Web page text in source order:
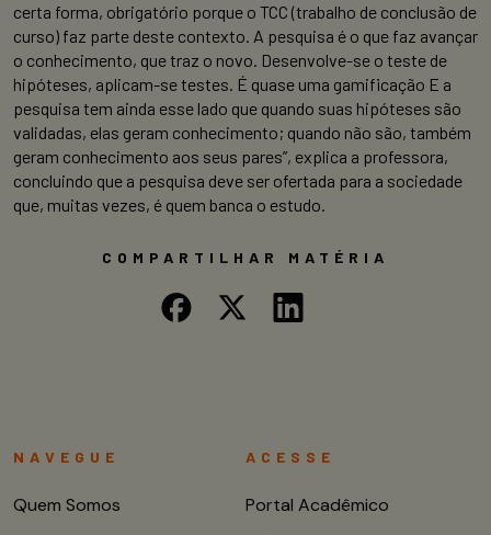
certa forma, obrigatório porque o TCC (trabalho de conclusão de
curso) faz parte deste contexto. A pesquisa é o que faz avançar
o conhecimento, que traz o novo. Desenvolve-se o teste de
hipóteses, aplicam-se testes. É quase uma gamificação E a
pesquisa tem ainda esse lado que quando suas hipóteses são
validadas, elas geram conhecimento; quando não são, também
geram conhecimento aos seus pares”, explica a professora,
concluindo que a pesquisa deve ser ofertada para a sociedade
que, muitas vezes, é quem banca o estudo.
COMPARTILHAR MATÉRIA
NAVEGUE
Quem Somos
ACESSE
Portal Acadêmico